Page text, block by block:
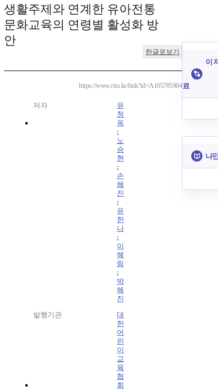
생활주제와 연계한 유아전통
문화교육의 연령별 활성화 방
안
한글로보기
https://www.riss.kr/link?id=A105785904
저자
유
청
옥
;
노
승
현
;
손
혜
진
;
유
한
나
;
이
혜
림
;
박
혜
진
발행기관
대
한
어
린
이
교
육
협
회
이
료
나